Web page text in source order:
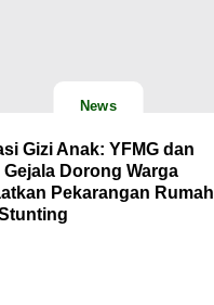
News
Gizi Anak: YFMG dan
Gejala Dorong Warga
Pekarangan Rumah